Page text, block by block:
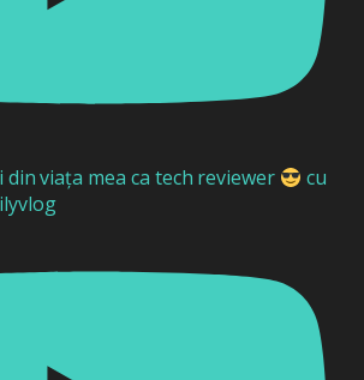
din viața mea ca tech reviewer
cu